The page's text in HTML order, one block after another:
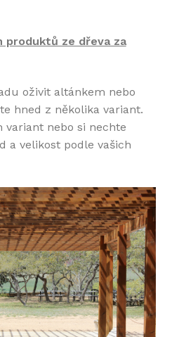
produktů ze dřeva za
oživit altánkem nebo
hned z několika variant.
variant nebo si nechte
a velikost podle vašich